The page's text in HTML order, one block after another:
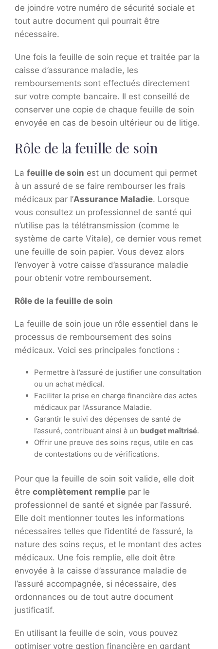
de joindre votre numéro de sécurité sociale et
tout autre document qui pourrait être
nécessaire.
Une fois la feuille de soin reçue et traitée par la
caisse d’assurance maladie, les
remboursements sont effectués directement
sur votre compte bancaire. Il est conseillé de
conserver une copie de chaque feuille de soin
envoyée en cas de besoin ultérieur ou de litige.
Rôle de la feuille de soin
La feuille de soin est un document qui permet
à un assuré de se faire rembourser les frais
médicaux par l’Assurance Maladie. Lorsque
vous consultez un professionnel de santé qui
n’utilise pas la télétransmission (comme le
système de carte Vitale), ce dernier vous remet
une feuille de soin papier. Vous devez alors
l’envoyer à votre caisse d’assurance maladie
pour obtenir votre remboursement.
Rôle de la feuille de soin
La feuille de soin joue un rôle essentiel dans le
processus de remboursement des soins
médicaux. Voici ses principales fonctions :
Permettre à l’assuré de justifier une consultation
ou un achat médical.
Faciliter la prise en charge financière des actes
médicaux par l’Assurance Maladie.
Garantir le suivi des dépenses de santé de
l’assuré, contribuant ainsi à un budget maîtrisé.
Offrir une preuve des soins reçus, utile en cas
de contestations ou de vérifications.
Pour que la feuille de soin soit valide, elle doit
être complètement remplie par le
professionnel de santé et signée par l’assuré.
Elle doit mentionner toutes les informations
nécessaires telles que l’identité de l’assuré, la
nature des soins reçus, et le montant des actes
médicaux. Une fois remplie, elle doit être
envoyée à la caisse d’assurance maladie de
l’assuré accompagnée, si nécessaire, des
ordonnances ou de tout autre document
justificatif.
En utilisant la feuille de soin, vous pouvez
optimiser votre gestion financière en gardant